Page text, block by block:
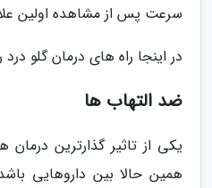
سرعت پس از مشاهده اولین
در اینجا راه های درمان گلو درد
ضد التهاب ها
یکی از تاثیر گذارترین
همین حالا بین داروهایی